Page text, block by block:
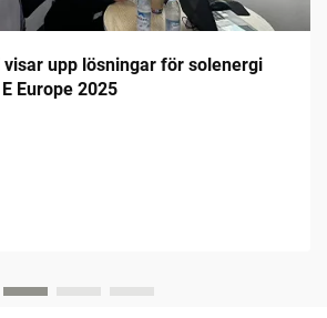
upp lösningar för solenergi
Europe 2025